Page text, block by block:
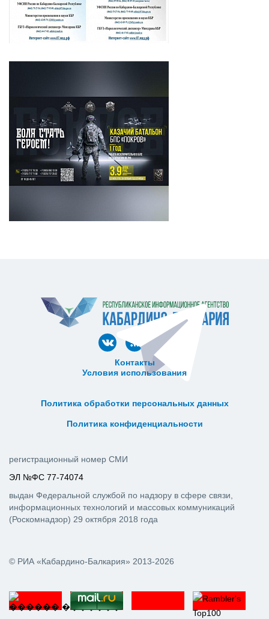
Контакты
Условия использования
Политика обработки персональных данных
Политика конфиденциальности
© РИА «Кабардино-Балкария» 2013-2026
регистрационный номер СМИ
ЭЛ №ФС 77-74074
выдан Федеральной службой по надзору в сфере связи,
информационных технологий и массовых коммуникаций
(Роскомнадзор) 29 октября 2018 года